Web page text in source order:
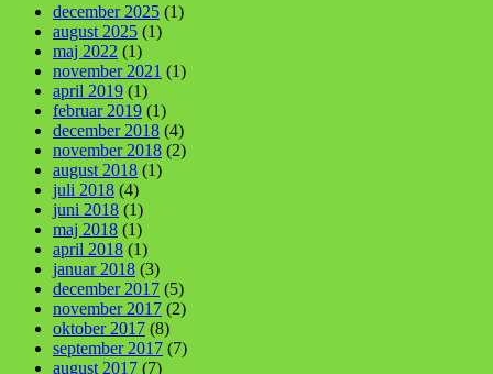
december 2025 (1)
august 2025 (1)
maj 2022 (1)
november 2021 (1)
april 2019 (1)
februar 2019 (1)
december 2018 (4)
november 2018 (2)
august 2018 (1)
juli 2018 (4)
juni 2018 (1)
maj 2018 (1)
april 2018 (1)
januar 2018 (3)
december 2017 (5)
november 2017 (2)
oktober 2017 (8)
september 2017 (7)
august 2017 (7)